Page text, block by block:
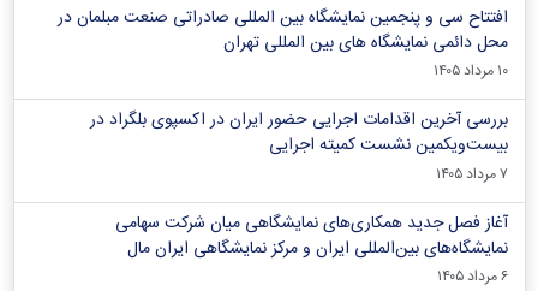
افتتاح سی و پنجمین نمایشگاه بین المللی صادراتی صنعت مبلمان در
محل دائمی نمایشگاه های بین المللی تهران
۱۰ مرداد ۱۴۰۵
بررسی آخرین اقدامات اجرایی حضور ایران در اکسپوی بلگراد در
بیست‌ویکمین نشست کمیته اجرایی
۷ مرداد ۱۴۰۵
آغاز فصل جدید همکاری‌های نمایشگاهی میان شرکت سهامی
نمایشگاه‌های بین‌المللی ایران و مرکز نمایشگاهی ایران‌ مال
۶ مرداد ۱۴۰۵